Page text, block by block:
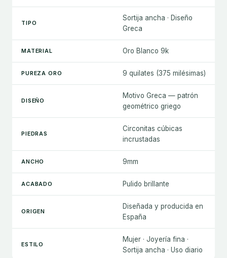
TIPO
Sortija ancha · Diseño
Greca
MATERIAL Oro Blanco 9k
PUREZA ORO 9 quilates (375 milésimas)
DISEÑO
Motivo Greca — patrón
geométrico griego
PIEDRAS
Circonitas cúbicas
incrustadas
ANCHO 9mm
ACABADO Pulido brillante
ORIGEN
Diseñada y producida en
España
ESTILO
Mujer · Joyería fina ·
Sortija ancha · Uso diario